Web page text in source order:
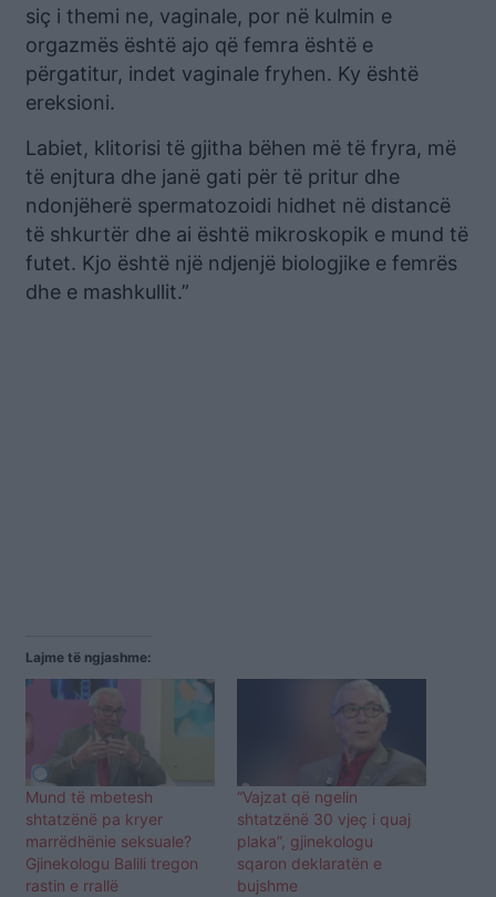
siç i themi ne, vaginale, por në kulmin e
orgazmës është ajo që femra është e
përgatitur, indet vaginale fryhen. Ky është
ereksioni.
Labiet, klitorisi të gjitha bëhen më të fryra, më
të enjtura dhe janë gati për të pritur dhe
ndonjëherë spermatozoidi hidhet në distancë
të shkurtër dhe ai është mikroskopik e mund të
futet. Kjo është një ndjenjë biologjike e femrës
dhe e mashkullit.”
Lajme të ngjashme:
Mund të mbetesh
shtatzënë pa kryer
marrëdhënie seksuale?
Gjinekologu Balili tregon
rastin e rrallë
“Vajzat që ngelin
shtatzënë 30 vjeç i quaj
plaka”, gjinekologu
sqaron deklaratën e
bujshme